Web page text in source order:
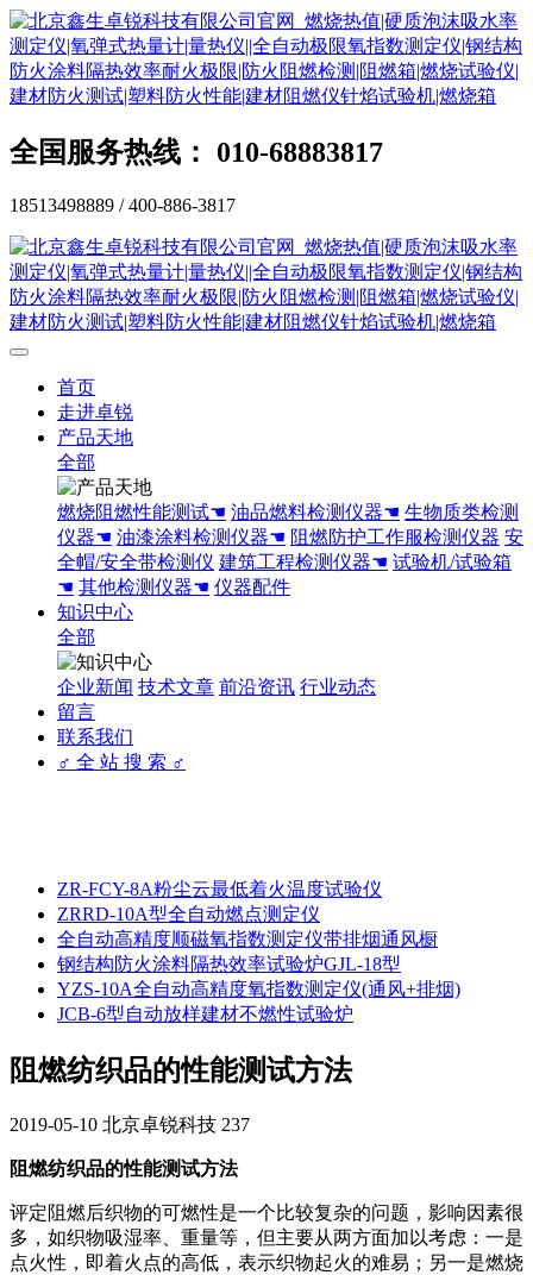
全国服务热线： 010-68883817
18513498889 / 400-886-3817
首页
走进卓锐
产品天地
全部
燃烧阻燃性能测试☚ 油品燃料检测仪器☚ 生物质类检测
仪器☚ 油漆涂料检测仪器☚ 阻燃防护工作服检测仪器 安
全帽/安全带检测仪 建筑工程检测仪器☚ 试验机/试验箱
☚ 其他检测仪器☚ 仪器配件
知识中心
全部
企业新闻 技术文章 前沿资讯 行业动态
留言
联系我们
♂ 全 站 搜 索 ♂
ZR-FCY-8A粉尘云最低着火温度试验仪
ZRRD-10A型全自动燃点测定仪
全自动高精度顺磁氧指数测定仪带排烟通风橱
钢结构防火涂料隔热效率试验炉GJL-18型
YZS-10A全自动高精度氧指数测定仪(通风+排烟)
JCB-6型自动放样建材不燃性试验炉
阻燃纺织品的性能测试方法
2019-05-10 北京卓锐科技 237
阻燃纺织品的性能测试方法
评定阻燃后织物的可燃性是一个比较复杂的问题，影响因素很
多，如织物吸湿率、重量等，但主要从两方面加以考虑：一是
点火性，即着火点的高低，表示织物起火的难易；另一是燃烧